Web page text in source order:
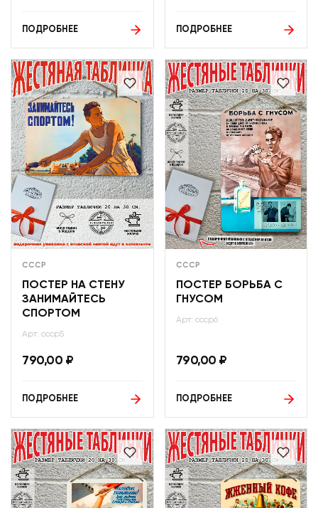
ПОДРОБНЕЕ ПОДРОБНЕЕ
СССР
ПОСТЕР НА СТЕНУ
ЗАНИМАЙТЕСЬ
СПОРТОМ
Арт: ссср5
790,00 ₽
ПОДРОБНЕЕ
СССР
ПОСТЕР БОРЬБА С
ГНУСОМ
Арт: ссср6
790,00 ₽
ПОДРОБНЕЕ